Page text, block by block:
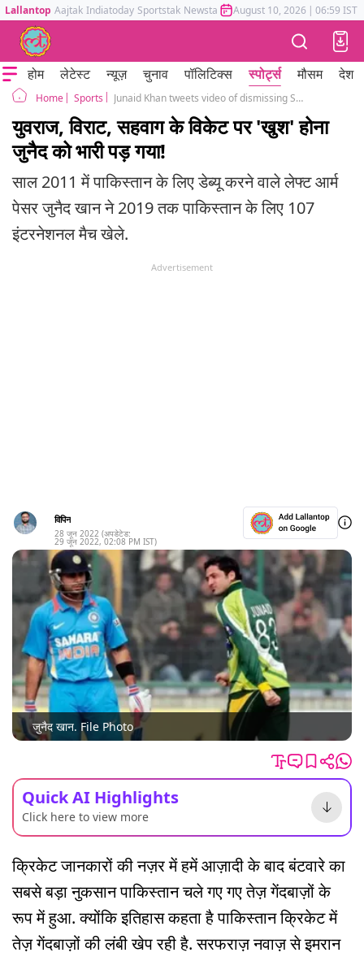
Lallantop Aajtak Indiatoday Sportstak Newstak Mumbai Tak Astrotak
August 10, 2026 | 06:59 IST
होम लेटेस्ट न्यूज़ चुनाव पॉलिटिक्स स्पोर्ट्स मौसम देश
Home Sports Junaid Khan tweets video of dismissing Sehwag, Kohli and Yuvraj, gets trolled
युवराज, विराट, सहवाग के विकेट पर 'खुश' होना
जुनैद को भारी पड़ गया!
साल 2011 में पाकिस्तान के लिए डेब्यू करने वाले लेफ्ट आर्म
पेसर जुनैद खान ने 2019 तक पाकिस्तान के लिए 107
इंटरनेशनल मैच खेले.
Advertisement
विपिन
28 जून 2022 (अपडेटेड:
29 जून 2022, 02:08 PM IST)
जुनैद खान. File Photo
Quick AI Highlights
Click here to view more
क्रिकेट जानकारों की नज़र में हमें आज़ादी के बाद बंटवारे का
सबसे बड़ा नुकसान पाकिस्तान चले गए गए तेज़ गेंदबाज़ों के
रूप में हुआ. क्योंकि इतिहास कहता है पाकिस्तान क्रिकेट में
तेज़ गेंदबाज़ों की लंबी खेप रही है. सरफराज़ नवाज़ से इमरान